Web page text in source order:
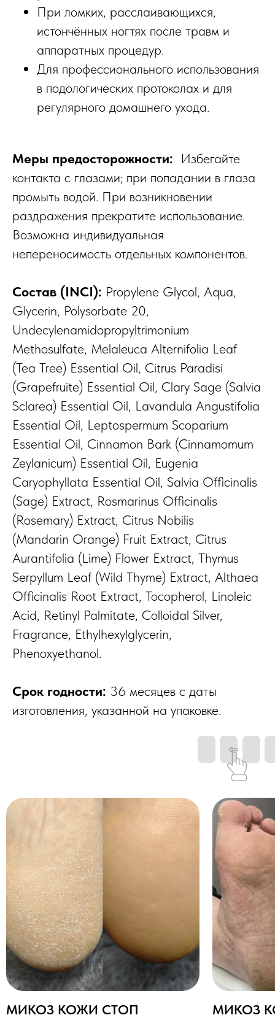
При ломких, расслаивающихся,
истончённых ногтях после травм и
аппаратных процедур.​
Для профессионального использования
в подологических протоколах и для
регулярного домашнего ухода.​
Меры предосторожности: Избегайте
контакта с глазами; при попадании в глаза
промыть водой. При возникновении
раздражения прекратите использование.
Возможна индивидуальная
непереносимость отдельных компонентов.
Состав (INCI): Propylene Glycol, Aqua,
Glycerin, Polysorbate 20,
Undecylenamidopropyltrimonium
Methosulfate, Melaleuca Alternifolia Leaf
(Tea Tree) Essential Oil, Citrus Paradisi
(Grapefruite) Essential Oil, Clary Sage (Salvia
Sclarea) Essential Oil, Lavandula Angustifolia
Essential Oil, Leptospermum Scoparium
Essential Oil, Cinnamon Bark (Cinnamomum
Zeylanicum) Essential Oil, Eugenia
Caryophyllata Essential Oil, Salvia Officinalis
(Sage) Extract, Rosmarinus Officinalis
(Rosemary) Extract, Citrus Nobilis
(Mandarin Orange) Fruit Extract, Citrus
Aurantifolia (Lime) Flower Extract, Thymus
Serpyllum Leaf (Wild Thyme) Extract, Althaea
Officinalis Root Extract, Tocopherol, Linoleic
Acid, Retinyl Palmitate, Colloidal Silver,
Fragrance, Ethylhexylglycerin,
Phenoxyethanol.
Срок годности: 36 месяцев с даты
изготовления, указанной на упаковке.
МИКОЗ КОЖИ СТОП МИКОЗ КОЖИ СТОП